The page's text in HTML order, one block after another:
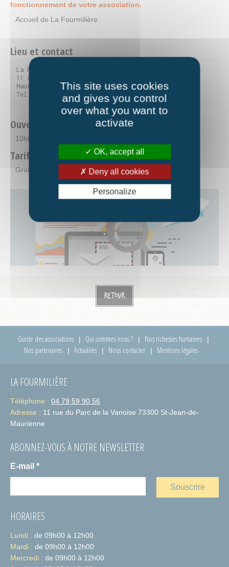
fonctionnement de votre association.
Accueil de La Fourmilière.
Lieu et contact
La Fourmilière
11 rue du Parc de la Vanoise - 73300 Saint-Jean-de-
Maurienne
Tel. 04 79 59 90 56
Ouverture
10h00-12h00
Tarifs
Gratuit.
Retour
Guide des associations Qui sommes-nous ?
Nos richesses humaines
Nos partenaires
Actualités Nous contacter Mentions légales
LA FOURMILIÈRE
Téléphone : 04 79 59 90 56
Adresse : 11 rue du Parc de la Vanoise 73300 St-Jean-de-
Maurienne
ABONNEZ-VOUS À NOTRE NEWSLETTER
E-mail *
HORAIRES
Lundi : de 09h00 à 12h00
Mardi : de 09h00 à 12h00
Mercredi : de 09h00 à 12h00
This site uses cookies
and gives you control
over what you want to
activate
OK, accept all
Deny all cookies
Personalize